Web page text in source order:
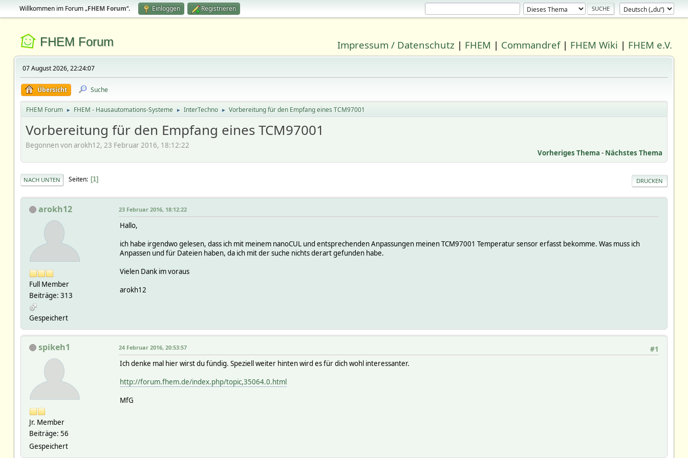
Willkommen im Forum „FHEM Forum“. Einloggen Registrieren
FHEM Forum Impressum / Datenschutz | FHEM | Commandref| FHEM Wiki | FHEM e.V.
07 August 2026, 22:24:07
Übersicht Suche
FHEM Forum ► FHEM - Hausautomations-Systeme ► InterTechno ► Vorbereitung für den Empfang eines TCM97001
Vorbereitung für den Empfang eines TCM97001
Begonnen von arokh12, 23 Februar 2016, 18:12:22
Vorheriges Thema - Nächstes Thema
DRUCKEN
NACH UNTEN Seiten 1
arokh12
Full Member
Beiträge: 313
Gespeichert
23 Februar 2016, 18:12:22
Hallo,
ich habe irgendwo gelesen, dass ich mit meinem nanoCUL und entsprechenden Anpassungen meinen TCM97001 Temperatur sensor erfasst bekomme. Was muss ich
Anpassen und für Dateien haben, da ich mit der suche nichts derart gefunden habe.
Vielen Dank im voraus
arokh12
spikeh1
Jr. Member
Beiträge: 56
Gespeichert
#1
24 Februar 2016, 20:53:57
Ich denke mal hier wirst du fündig. Speziell weiter hinten wird es für dich wohl interessanter.
http://forum.fhem.de/index.php/topic,35064.0.html
MfG